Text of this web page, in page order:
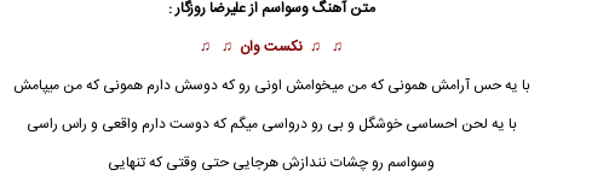
متن آهنگ وسواسم ازعلیرضا روزگار:
♫ ♫ نکست وان ♫ ♫
با یه حس آرامش همونی که من میخوامش اونی رو که دوسش دارم همونی که من میپامش
با یه لحن احساسی خوشگل و بی رو درواسی میگم که دوست دارم واقعی و راس راسی
وسواسمرو چشات نندازش هرجایی حتی وقتی که تنهایی